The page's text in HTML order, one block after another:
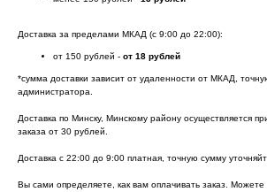
Доставка за пределами МКАД (с 9:00 до 22:00):
от 150 рублей - от 18 рублей
*сумма доставки зависит от удаленности от МКАД,
администратора.
Доставка по Минску, Минскому району осуществляется
заказа от 30 рублей.
Доставка с 22:00 до 9:00 платная, точную сумму
Вы сами определяете, как вам оплачивать заказ. Можете